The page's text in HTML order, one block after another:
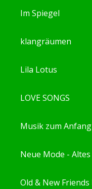
Im Spiegel
klangräumen
Lila Lotus
LOVE SONGS
Musik zum
Neue Mode -
Old & New